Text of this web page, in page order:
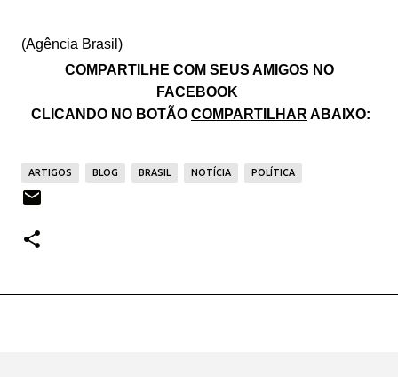
(Agência Brasil)
COMPARTILHE COM SEUS AMIGOS NO
FACEBOOK
CLICANDO NO BOTÃO COMPARTILHAR ABAIXO:
ARTIGOS BLOG BRASIL NOTÍCIA POLÍTICA